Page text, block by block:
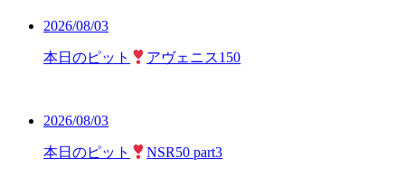
2026/08/03
本日のピット アヴェニス150
2026/08/03
本日のピット NSR50 part3